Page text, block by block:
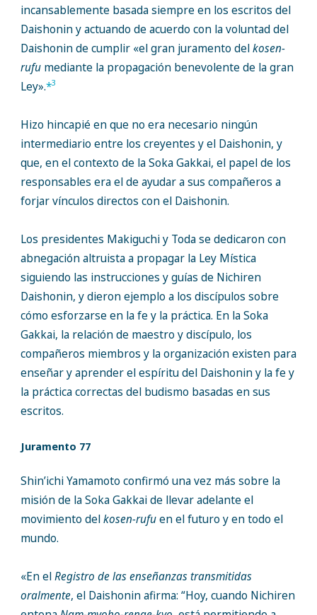
incansablemente basada siempre en los escritos del
Daishonin y actuando de acuerdo con la voluntad del
Daishonin de cumplir «el gran juramento delkosen-
rufumediante la propagación benevolente de la gran
Ley».*3
Hizo hincapié en que no era necesario ningún
intermediario entre los creyentes y el Daishonin, y
que, en el contexto de la Soka Gakkai, el papel de los
responsables era el de ayudar a sus compañeros a
forjar vínculos directos con el Daishonin.
Los presidentes Makiguchi y Toda se dedicaron con
abnegación altruista a propagar la Ley Mística
siguiendo las instrucciones y guías de Nichiren
Daishonin, y dieron ejemplo a los discípulos sobre
cómo esforzarse en la fe y la práctica. En la Soka
Gakkai, la relación de maestro y discípulo, los
compañeros miembros y la organización existen para
enseñar y aprender el espíritu del Daishonin y la fe y
la práctica correctas del budismo basadas en sus
escritos.
Juramento 77
Shin’ichi Yamamoto confirmó una vez más sobre la
misión de la Soka Gakkai de llevar adelante el
movimiento delkosen-rufuen el futuro y en todo el
mundo.
«En elRegistro de las enseñanzas transmitidas
oralmente, el Daishonin afirma: “Hoy, cuando Nichiren